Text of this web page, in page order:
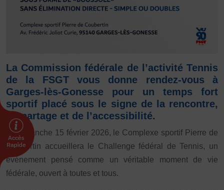
Protéger les pratiquant.es
Prévenir les discriminations
Agir contre le dopage et les conduites dopantes
FORMATION
Livret de l’animateur·trice
Brevet Fédéral
BAFA
Officiel·les
Responsable associatif.ve FSGT
Formateur.trice.s
ORGANISME DE FORMATION
La Commission fédérale de l’activité Tennis
de la FSGT vous donne rendez-vous à
Garges-lès-Gonesse pour un temps fort
sportif placé sous le signe de la rencontre,
du partage et de l’accessibilité.
Le dimanche 15 février 2026, le Complexe sportif Pierre de
Coubertin accueillera le Challenge fédéral de Tennis, un
événement pensé comme un véritable moment de vie
fédérale, ouvert à toutes et tous.